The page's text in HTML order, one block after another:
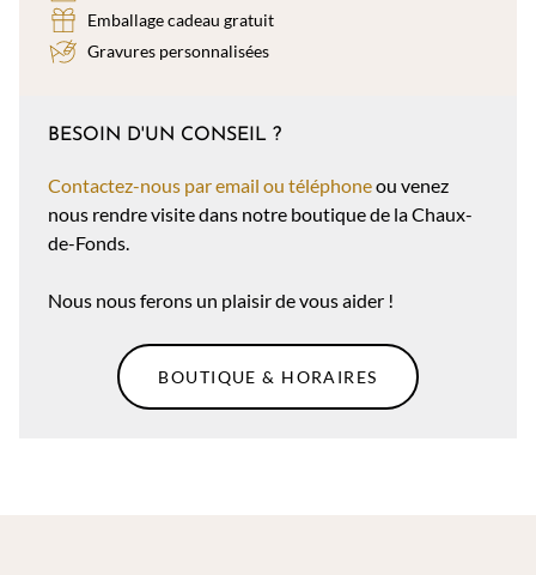
Emballage cadeau gratuit
Gravures personnalisées
BESOIN D'UN CONSEIL ?
Contactez-nous par email ou téléphoneou venez
nous rendre visite dans notre boutique de la Chaux-
de-Fonds.
Nous nous ferons un plaisir de vous aider !
BOUTIQUE & HORAIRES